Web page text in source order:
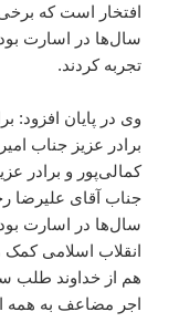
افتخار است که
سال‌ها در اسارت
تجربه کردند.
وی در پایان افزود:
برادر عزیز جناب
کمالی‌پور و برادر
جناب آقای علیرضا
سال‌ها در اسارت
انقلاب اسلامی کمک
هم از خداوند طلب
اجر مضاعف به همه